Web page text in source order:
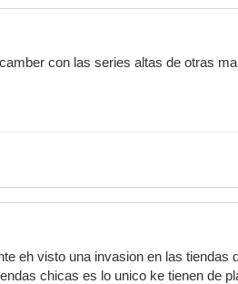
con las series altas de otras
eh visto una invasion en las
chicas es lo unico ke tienen de